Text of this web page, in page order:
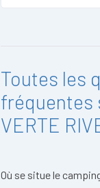
Toutes les
fréquentes
VERTE
Où se situe le